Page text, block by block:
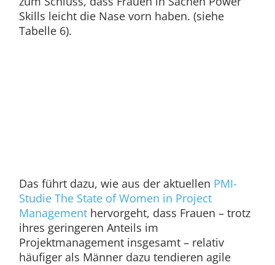
Skills leicht die Nase vorn haben. (siehe
Tabelle 6).
Das führt dazu, wie aus der aktuellen PMI-
Studie The State of Women in Project
Managementhervorgeht, dass Frauen – trotz
ihres geringeren Anteils im
Projektmanagement insgesamt – relativ
häufiger als Männer dazu tendieren agile